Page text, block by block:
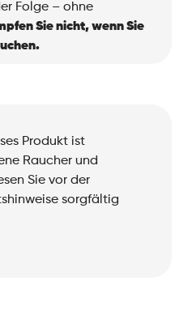
Folge – ohne
Sie nicht, wenn Sie
Produkt ist
Raucher und
Sie vor der
sorgfältig